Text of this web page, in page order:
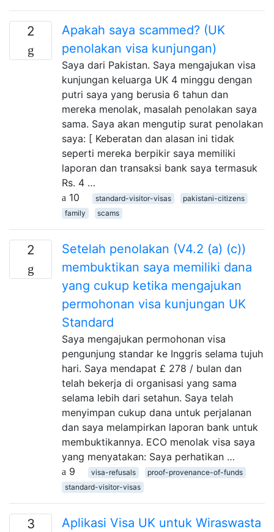
2
Apakah saya scammed? (UK
penolakan visa kunjungan)
Saya dari Pakistan. Saya mengajukan visa
kunjungan keluarga UK 4 minggu dengan
putri saya yang berusia 6 tahun dan
mereka menolak, masalah penolakan saya
sama. Saya akan mengutip surat penolakan
saya: [ Keberatan dan alasan ini tidak
seperti mereka berpikir saya memiliki
laporan dan transaksi bank saya termasuk
Rs. 4 …
10
standard-visitor-visas
pakistani-citizens
family
scams
2
Setelah penolakan (V4.2 (a) (c))
membuktikan saya memiliki dana
yang cukup ketika mengajukan
permohonan visa kunjungan UK
Standard
Saya mengajukan permohonan visa
pengunjung standar ke Inggris selama tujuh
hari. Saya mendapat £ 278 / bulan dan
telah bekerja di organisasi yang sama
selama lebih dari setahun. Saya telah
menyimpan cukup dana untuk perjalanan
dan saya melampirkan laporan bank untuk
membuktikannya. ECO menolak visa saya
yang menyatakan: Saya perhatikan …
9
visa-refusals
proof-provenance-of-funds
standard-visitor-visas
3 Aplikasi Visa UK untuk Wiraswasta